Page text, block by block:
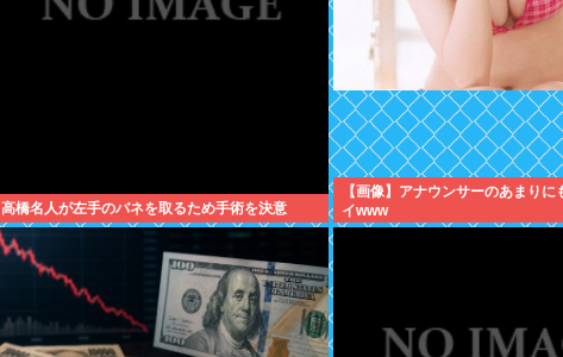
高橋名人が左手のバネを取るため手術を決意
【画像】アナウンサーのあまり
イwww